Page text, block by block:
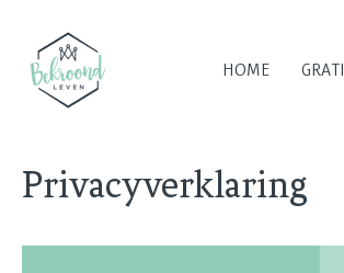
HOME
Privacyverklaring